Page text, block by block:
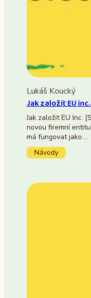
Lukáš Koucký
Jak založit EU inc.
Jak založit EU Inc.
novou firemní
má fungovat jako…
Návody